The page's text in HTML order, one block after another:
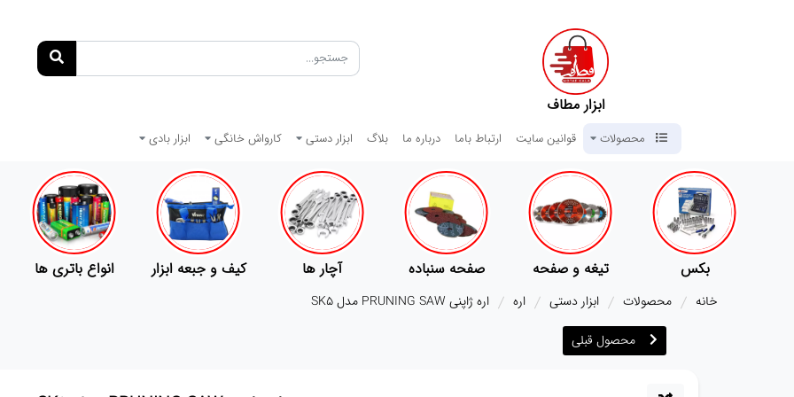
ابزار مطاف
محصولات قوانین سایت ارتباط باما درباره ما بلاگ ابزار دستی کارواش خانگی ابزار بادی
بکس تیغه و صفحه صفحه سنباده آچار ها کیف و جبعه ابزار انواع باتری ها
خانه محصولات ابزار دستی اره
اره ژاپنی PRUNING SAW مدل SK5
محصول قبلی